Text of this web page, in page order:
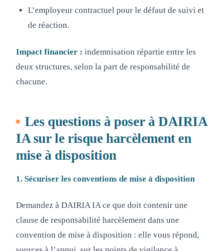
L’employeur contractuel pour le défaut de suivi et
de réaction.
Impact financier : indemnisation répartie entre les
deux structures, selon la part de responsabilité de
chacune.
Les questions à poser à DAIRIA
IA sur le risque harcèlement en
mise à disposition
1. Sécuriser les conventions de mise à disposition
Demandez à DAIRIA IA ce que doit contenir une
clause de responsabilité harcèlement dans une
convention de mise à disposition : elle vous répond,